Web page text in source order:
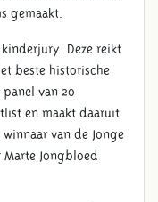
gemaakt.
Deze reikt
beste historische
van 20
en maakt daaruit
van de Jonge
Jongbloed